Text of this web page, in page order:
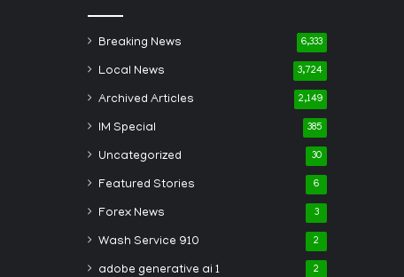
Breaking News 6,333
Local News 3,724
Archived Articles 2,149
IM Special 385
Uncategorized 30
Featured Stories 6
Forex News 3
Wash Service 910 2
adobe generative ai 1 2